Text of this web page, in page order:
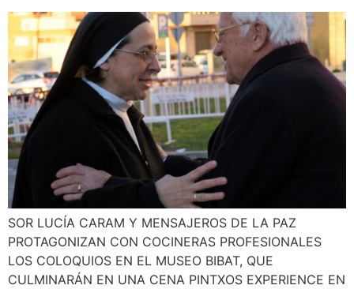
SOR LUCÍA CARAM Y MENSAJEROS DE LA PAZ
PROTAGONIZAN CON COCINERAS PROFESIONALES
LOS COLOQUIOS EN EL MUSEO BIBAT, QUE
CULMINARÁN EN UNA CENA PINTXOS EXPERIENCE EN